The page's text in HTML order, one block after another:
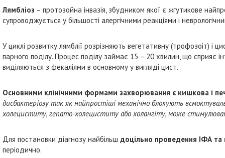
Лямбліоз – протозойна інвазія, збудником якої є жгутикове
супроводжується у більшості алергічними реакціями і
У циклі розвитку лямблії розрізняють вегетативну (трофозоіт) і
парного поділу. Процес поділу займає 15 – 20 хвилин, що
виділяються з фекаліями в основному у вигляді цист.
Основними клінічними формами захворювання є кишкова і
дисбактеріозу так як найпростіші механічно блокують
холециститу, гепато-холециститу або холангіту, може
Для постановки діагнозу найбільш доцільно проведення ІФА та
періодично.